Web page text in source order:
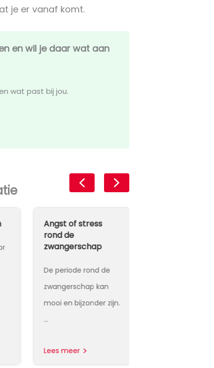
je er vanaf komt.
en wil je daar wat aan
wat past bij jou.
Angst of stress
rond de
zwangerschap
De periode rond de
zwangerschap kan
mooi en bijzonder zijn.
…
Lees meer